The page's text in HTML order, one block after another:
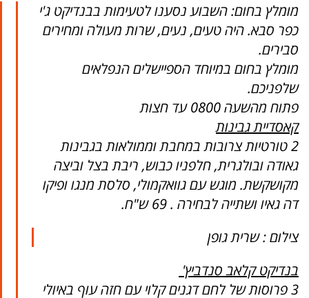
מומלץ בחום: השבוע נסענו לטעימות בבנדיקט ג'י
כפר סבא. היה טעים, נעים, שרות מעולה ומחירים
סבירים.
מומלץ בחום במיוחד הספיישלים הנפלאים
שלפניכם.
פתוח מהשעה 0800 עד חצות
קאסדיית גבינות
2 טורטיות צרובות במחבת וממולאות בגבינות
גאודה ובולגרית, חלפניו כבוש, ריבת בצל וביצה
מקושקשת. מוגש עם גוואקמולי, סלסת מנגו ופיקו
דה גאיו ושתייה לבחירה . 69 ש"ח.
צילום : שרית גופן
בנדיקט קלאב סנדביץ'
3 פרוסות של לחם דגנים קלוי עם חזה עוף באיולי